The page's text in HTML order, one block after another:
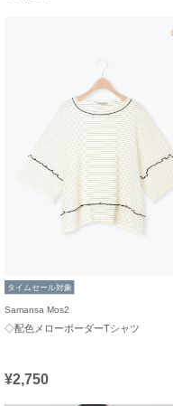
タイムセール対象
Samansa Mos2
◇配色メローボーダーTシャツ
¥2,750